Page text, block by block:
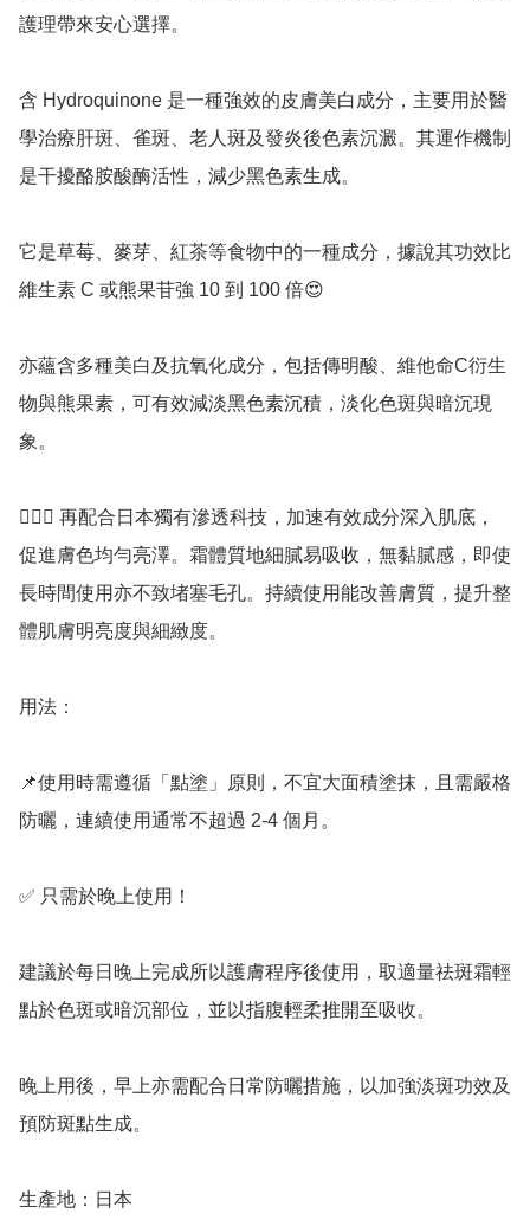
護理帶來安心選擇。
含 Hydroquinone 是一種強效的皮膚美白成分，主要用於醫
學治療肝斑、雀斑、老人斑及發炎後色素沉澱。其運作機制
是干擾酪胺酸酶活性，減少黑色素生成。
它是草莓、麥芽、紅茶等食物中的一種成分，據說其功效比
維生素 C 或熊果苷強 10 到 100 倍😍
亦蘊含多種美白及抗氧化成分，包括傳明酸、維他命C衍生
物與熊果素，可有效減淡黑色素沉積，淡化色斑與暗沉現
象。
💁🏻‍♀️ 再配合日本獨有滲透科技，加速有效成分深入肌底，
促進膚色均勻亮澤。霜體質地細膩易吸收，無黏膩感，即使
長時間使用亦不致堵塞毛孔。持續使用能改善膚質，提升整
體肌膚明亮度與細緻度。
用法：
📌使用時需遵循「點塗」原則，不宜大面積塗抹，且需嚴格
防曬，連續使用通常不超過 2-4 個月。
✅️ 只需於晚上使用！
建議於每日晚上完成所以護膚程序後使用，取適量祛斑霜輕
點於色斑或暗沉部位，並以指腹輕柔推開至吸收。
晚上用後，早上亦需配合日常防曬措施，以加強淡斑功效及
預防斑點生成。
生產地：日本